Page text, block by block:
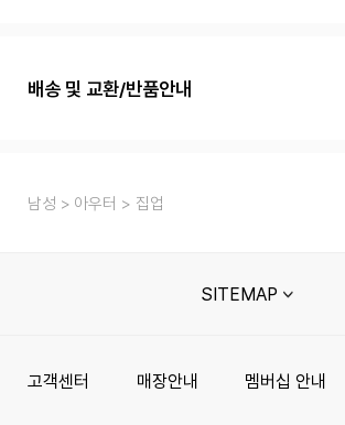
배송 및 교환/반품안내
남성 아우터 집업
SITEMAP
고객센터 매장안내 멤버십 안내